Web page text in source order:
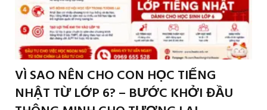
VÌ SAO NÊN CHO CON HỌC TIẾNG
NHẬT TỪ LỚP 6? – BƯỚC KHỞI ĐẦU